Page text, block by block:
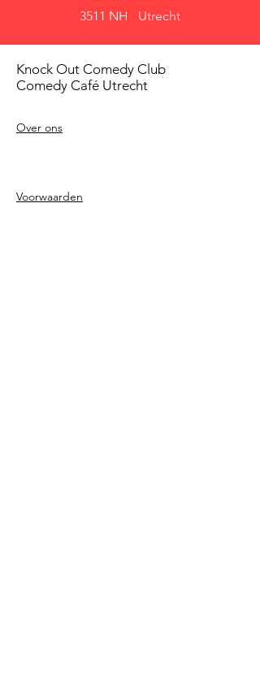
3511 NH Utrecht
Knock Out Comedy Club
Comedy Café Utrecht
Over ons
Voorwaarden